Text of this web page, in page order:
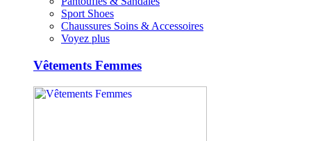
Sport Shoes
Chaussures Soins & Accessoires
Voyez plus
Vêtements Femmes